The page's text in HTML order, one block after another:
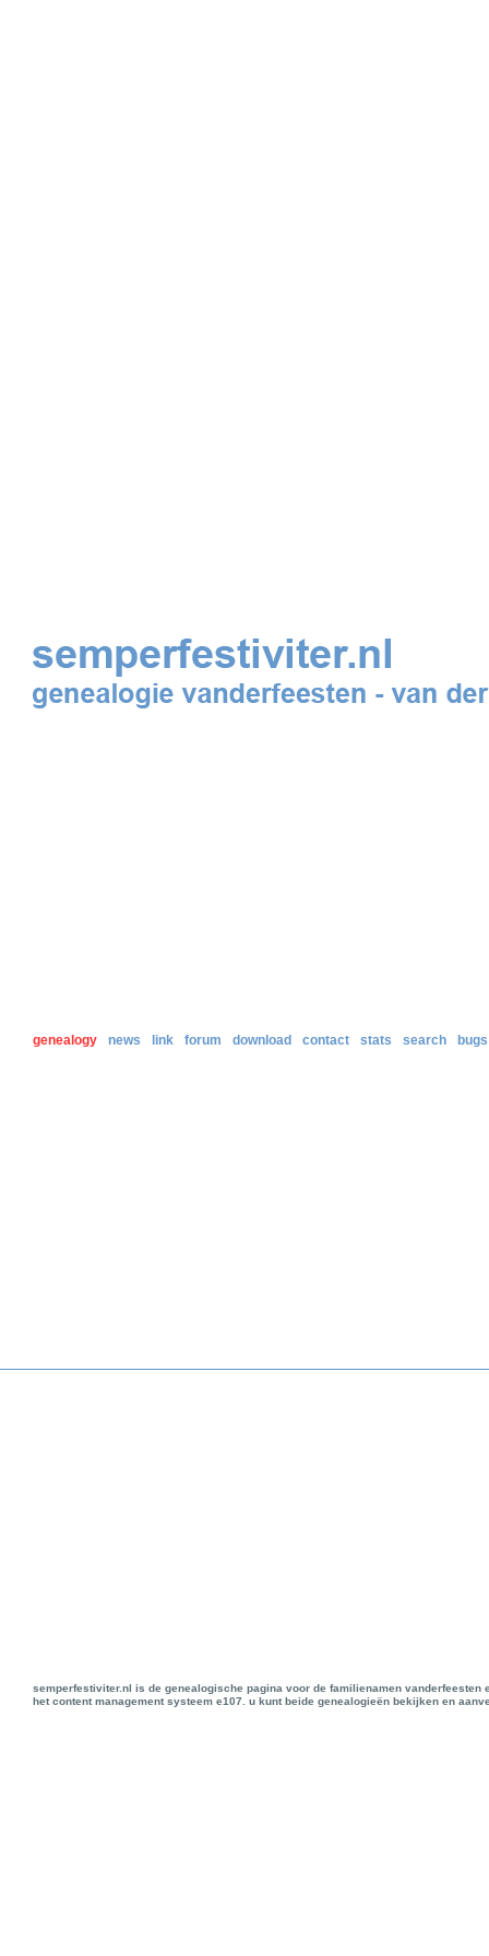
genealogy news link forum download contact stats search bugs
semperfestiviter.nl is de genealogische pagina voor de familienamen
het content management systeem e107. u kunt beide genealogieën bekijken en